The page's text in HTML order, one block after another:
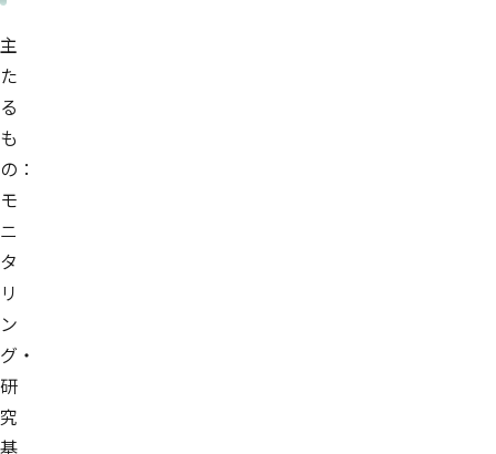
主
た
る
も
の：
モ
ニ
タ
リ
ン
グ・
研
究
基